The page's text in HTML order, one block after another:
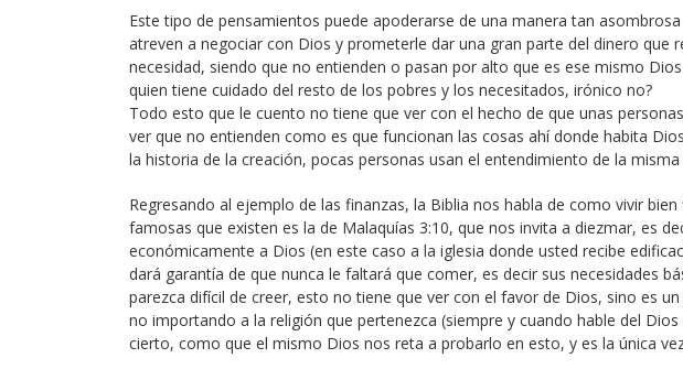
Este tipo de pensamientos puede apoderarse de una manera tan
atreven a negociar con Dios y prometerle dar una gran parte del dinero que
necesidad, siendo que no entienden o pasan por alto que es ese mismo
quien tiene cuidado del resto de los pobres y los necesitados, irónico no?
Todo esto que le cuento no tiene que ver con el hecho de que unas
ver que no entienden como es que funcionan las cosas ahí donde habita
la historia de la creación, pocas personas usan el entendimiento de la
Regresando al ejemplo de las finanzas, la Biblia nos habla de como vivir
famosas que existen es la de Malaquías 3:10, que nos invita a diezmar, es
económicamente a Dios (en este caso a la iglesia donde usted recibe
dará garantía de que nunca le faltará que comer, es decir sus necesidades
parezca difícil de creer, esto no tiene que ver con el favor de Dios, sino es
no importando a la religión que pertenezca (siempre y cuando hable del
cierto, como que el mismo Dios nos reta a probarlo en esto, y es la única